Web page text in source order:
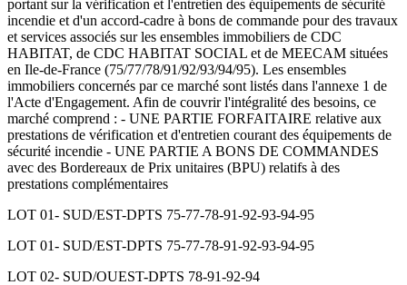
portant sur la vérification et l'entretien des équipements de sécurité
incendie et d'un accord-cadre à bons de commande pour des travaux
et services associés sur les ensembles immobiliers de CDC
HABITAT, de CDC HABITAT SOCIAL et de MEECAM situées
en Ile-de-France (75/77/78/91/92/93/94/95). Les ensembles
immobiliers concernés par ce marché sont listés dans l'annexe 1 de
l'Acte d'Engagement. Afin de couvrir l'intégralité des besoins, ce
marché comprend : - UNE PARTIE FORFAITAIRE relative aux
prestations de vérification et d'entretien courant des équipements de
sécurité incendie - UNE PARTIE A BONS DE COMMANDES
avec des Bordereaux de Prix unitaires (BPU) relatifs à des
prestations complémentaires
LOT 01- SUD/EST-DPTS 75-77-78-91-92-93-94-95
LOT 01- SUD/EST-DPTS 75-77-78-91-92-93-94-95
LOT 02- SUD/OUEST-DPTS 78-91-92-94